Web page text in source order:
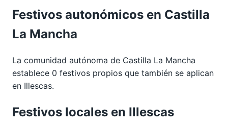
Festivos autonómicos en Castilla
La Mancha
La comunidad autónoma de Castilla La Mancha
establece 0 festivos propios que también se aplican
en Illescas.
Festivos locales en Illescas